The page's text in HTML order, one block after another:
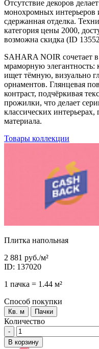
Отсутствие декоров
монохромных интерьеров
сдержанная отделка.
категория цены 2000,
возможна скидка (ID
SAHARA NOIR сочетает
мраморную элегантность:
ищет тёмную, визуально
орнаментов. Глянцевая
контраст, подчёркивая
прожилки, что делает
классических
материала.
Товары коллекции
Плитка напольная
2 881 руб./м²
ID: 137020
1 пачка = 1.44 м²
Способ покупки
Кв. м Пачки
Количество
-
В корзину